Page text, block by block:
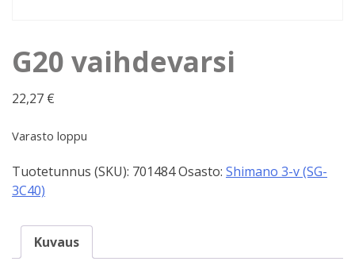
G20 vaihdevarsi
22,27 €
Varasto loppu
Tuotetunnus (SKU): 701484Osasto: Shimano 3-v (SG-
3C40)
Kuvaus